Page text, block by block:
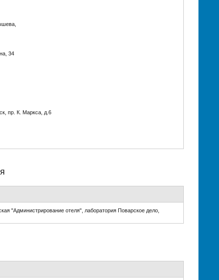
34
пр. К. Маркса, д.6
"Администрирование отеля", лаборатория Поварское дело,